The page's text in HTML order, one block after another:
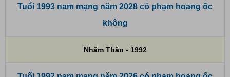
Tuổi 1993 nam mạng năm 2028 có phạm hoang ốc
không
Nhâm Thân - 1992